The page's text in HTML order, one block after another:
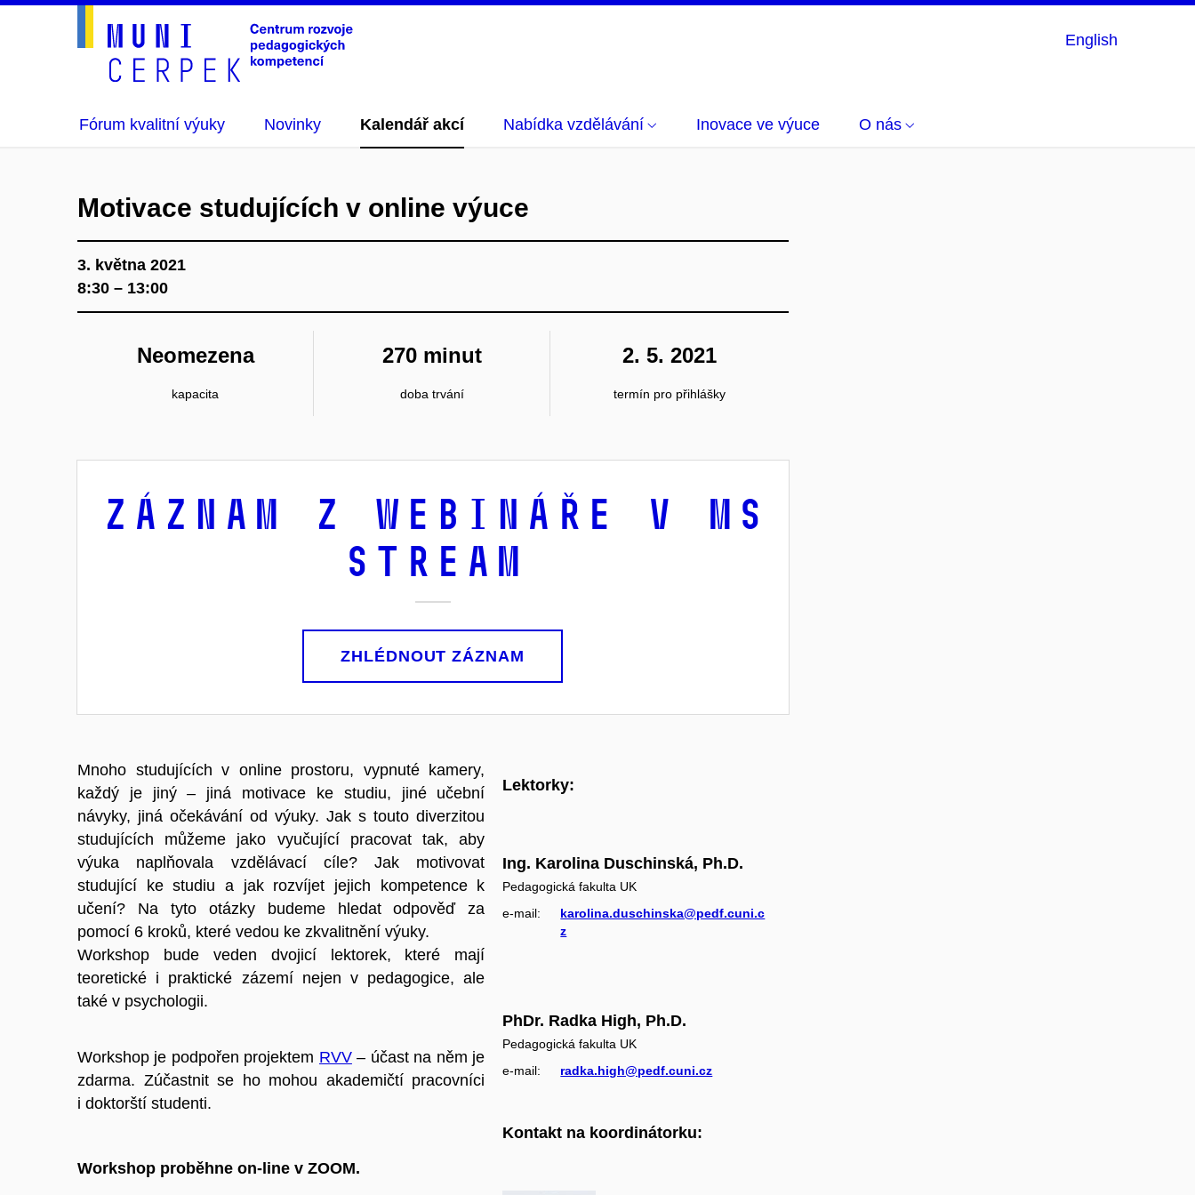
English
Fórum kvalitní výuky Novinky Kalendář akcí Nabídka vzdělávání Inovace ve výuce O nás
Motivace studujících v online výuce
3. května 2021
8:30 – 13:00
Neomezena
kapacita
270 minut
doba trvání
2. 5. 2021
termín pro přihlášky
Záznam z webináře v MS
Stream
ZHLÉDNOUT ZÁZNAM
Mnoho studujících v online prostoru, vypnuté kamery,
každý je jiný – jiná motivace ke studiu, jiné učební
návyky, jiná očekávání od výuky. Jak s touto diverzitou
studujících můžeme jako vyučující pracovat tak, aby
výuka naplňovala vzdělávací cíle? Jak motivovat
studující ke studiu a jak rozvíjet jejich kompetence k
učení? Na tyto otázky budeme hledat odpověď za
pomocí 6 kroků, které vedou ke zkvalitnění výuky.
Workshop bude veden dvojicí lektorek, které mají
teoretické i praktické zázemí nejen v pedagogice, ale
také v psychologii.
Workshop je podpořen projektem RVV– účast na něm je
zdarma. Zúčastnit se ho mohou akademičtí pracovníci
i doktorští studenti.
Workshop proběhne on-line v ZOOM.
Lektorky:
Ing. Karolina Duschinská, Ph.D.
Pedagogická fakulta UK
e‑mail:
karolina.duschinska@pedf.cuni.c
z
PhDr. Radka High, Ph.D.
Pedagogická fakulta UK
e‑mail:
radka.high@pedf.cuni.cz
Kontakt na koordinátorku: